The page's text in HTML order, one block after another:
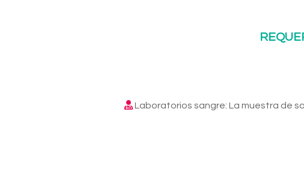
Laboratorios sangre: La muestra de